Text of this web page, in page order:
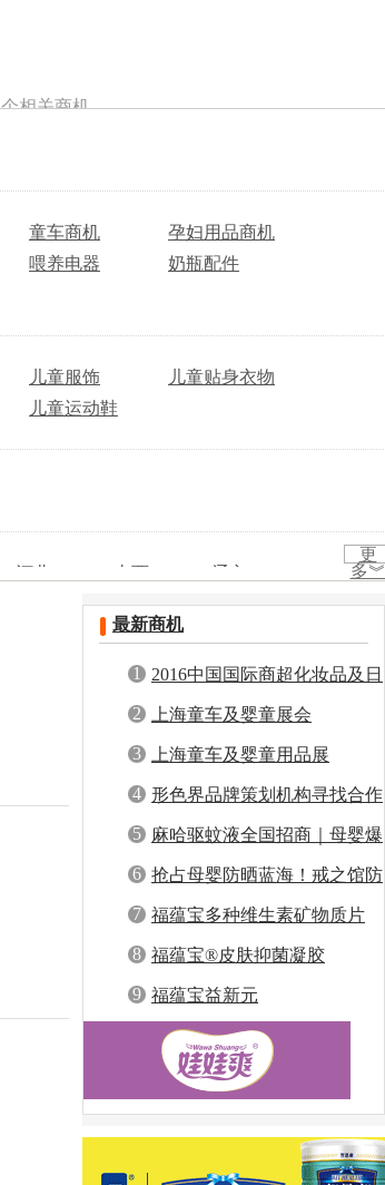
相关商机
童车商机
孕妇用品商机
喂养电器
奶瓶配件
儿童服饰
儿童贴身衣物
儿童运动鞋
河北 山西
辽宁
山东
河南
西藏
更
多︾
最新商机
1
2016中国国际商超化妆品及日
用品采购交易会
2 上海童车及婴童展会
3 上海童车及婴童用品展
4 形色界品牌策划机构寻找合作
商
5 麻哈驱蚊液全国招商｜母婴爆
品，稳赚一夏！
6 抢占母婴防晒蓝海！戒之馆防
晒霜全国招商，
7 福蕴宝多种维生素矿物质片
8 福蕴宝®皮肤抑菌凝胶
9 福蕴宝益新元